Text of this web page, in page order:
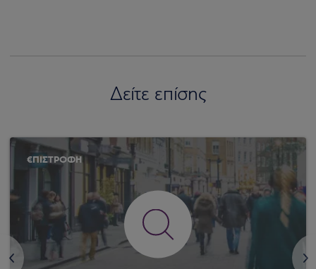
Δείτε επίσης
<
€ΠΙΣΤΡΟΦΗ
>